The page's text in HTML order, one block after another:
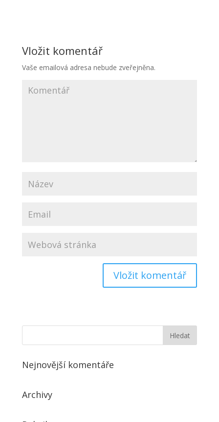
Vložit komentář
Vaše emailová adresa nebude zveřejněna.
Nejnovější komentáře
Archivy